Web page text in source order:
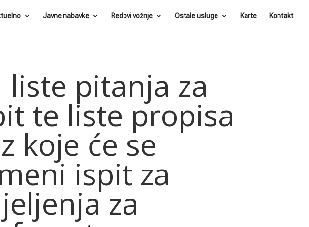
Javne nabavke Redovi vožnje Ostale usluge Karte Kontakt
pitanja za
te liste propisa
koje će se
ispit za
za